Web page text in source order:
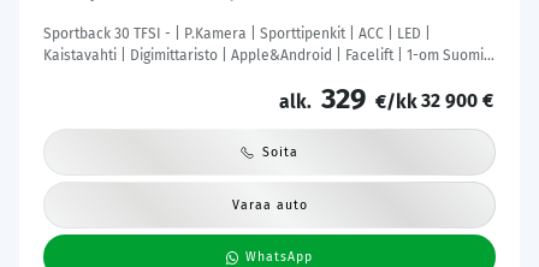
Sportback 30 TFSI - | P.Kamera | Sporttipenkit | ACC | LED |
Kaistavahti | Digimittaristo | Apple&Android | Facelift | 1-om Suomi-
alk. 329 €/kk32 900 €
Soita
Varaa auto
WhatsApp